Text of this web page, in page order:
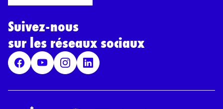
l
R
P
D
*
Suivez-nous
sur les réseaux sociaux